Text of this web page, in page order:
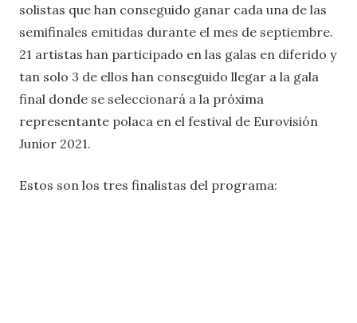
solistas que han conseguido ganar cada una de las
semifinales emitidas durante el mes de septiembre.
21 artistas han participado en las galas en diferido y
tan solo 3 de ellos han conseguido llegar a la gala
final donde se seleccionará a la próxima
representante polaca en el festival de Eurovisión
Junior 2021.
Estos son los tres finalistas del programa: